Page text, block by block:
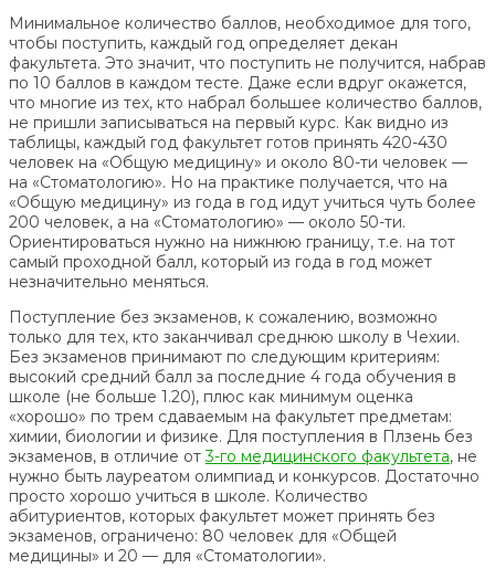
Минимальное количество баллов, необходимое для того,
чтобы поступить, каждый год определяет декан
факультета. Это значит, что поступить не получится, набрав
по 10 баллов в каждом тесте. Даже если вдруг окажется,
что многие из тех, кто набрал большее количество баллов,
не пришли записываться на первый курс. Как видно из
таблицы, каждый год факультет готов принять 420-430
человек на «Общую медицину» и около 80-ти человек —
на «Стоматологию». Но на практике получается, что на
«Общую медицину» из года в год идут учиться чуть более
200 человек, а на «Стоматологию» — около 50-ти.
Ориентироваться нужно на нижнюю границу, т.е. на тот
самый проходной балл, который из года в год может
незначительно меняться.
Поступление без экзаменов, к сожалению, возможно
только для тех, кто заканчивал среднюю школу в Чехии.
Без экзаменов принимают по следующим критериям:
высокий средний балл за последние 4 года обучения в
школе (не больше 1.20), плюс как минимум оценка
«хорошо» по трем сдаваемым на факультет предметам:
химии, биологии и физике. Для поступления в Плзень без
экзаменов, в отличие от3-го медицинского факультета, не
нужно быть лауреатом олимпиад и конкурсов. Достаточно
просто хорошо учиться в школе. Количество
абитуриентов, которых факультет может принять без
экзаменов, ограничено: 80 человек для «Общей
медицины» и 20 — для «Стоматологии».